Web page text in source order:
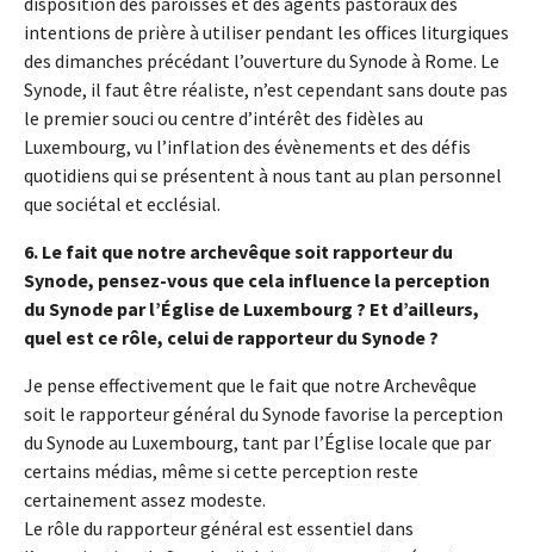
intentions de prière à utiliser pendant les offices liturgiques
des dimanches précédant l’ouverture du Synode à Rome. Le
Synode, il faut être réaliste, n’est cependant sans doute pas
le premier souci ou centre d’intérêt des fidèles au
Luxembourg, vu l’inflation des évènements et des défis
quotidiens qui se présentent à nous tant au plan personnel
que sociétal et ecclésial.
6. Le fait que notre archevêque soit rapporteur du
Synode, pensez-vous que cela influence la perception
du Synode par l’Église de Luxembourg ? Et d’ailleurs,
quel est ce rôle, celui de rapporteur du Synode ?
Je pense effectivement que le fait que notre Archevêque
soit le rapporteur général du Synode favorise la perception
du Synode au Luxembourg, tant par l’Église locale que par
certains médias, même si cette perception reste
certainement assez modeste.
Le rôle du rapporteur général est essentiel dans